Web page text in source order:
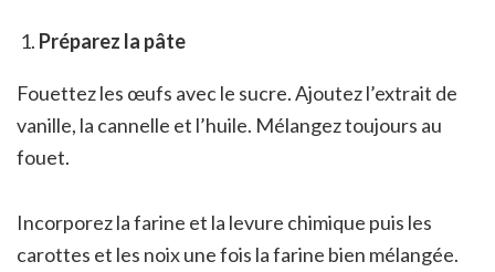
Préparez la pâte
Fouettez les œufs avec le sucre. Ajoutez l’extrait de
vanille, la cannelle et l’huile. Mélangez toujours au
fouet.
Incorporez la farine et la levure chimique puis les
carottes et les noix une fois la farine bien mélangée.